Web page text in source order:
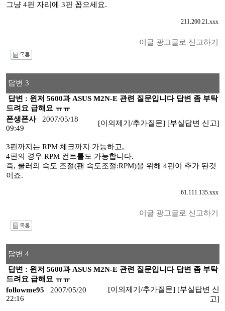
그냥 4핀 자리에 3핀 꼽으세요.
211.200.21.xxx
이글 광고글로 신고하기
답변 3
답변 : 윈저 5600과 ASUS M2N-E 관련 질문입니다 답변 좀 부탁
드려요 급해요 ㅠㅠ
폰생폰사
2007/05/18
09:49
[이의제기/추가질문] [부실답변 신고]
3핀까지는 RPM 체크까지 가능하고,
4핀의 경우 RPM 컨트롤도 가능합니다.
즉, 쿨러의 속도 조절(팬 속도조절:RPM)을 위해 4핀이 추가 된것
이죠.
61.111.135.xxx
이글 광고글로 신고하기
답변 4
답변 : 윈저 5600과 ASUS M2N-E 관련 질문입니다 답변 좀 부탁
드려요 급해요 ㅠㅠ
followme95
2007/05/20
22:16
[이의제기/추가질문] [부실답변 신
고]